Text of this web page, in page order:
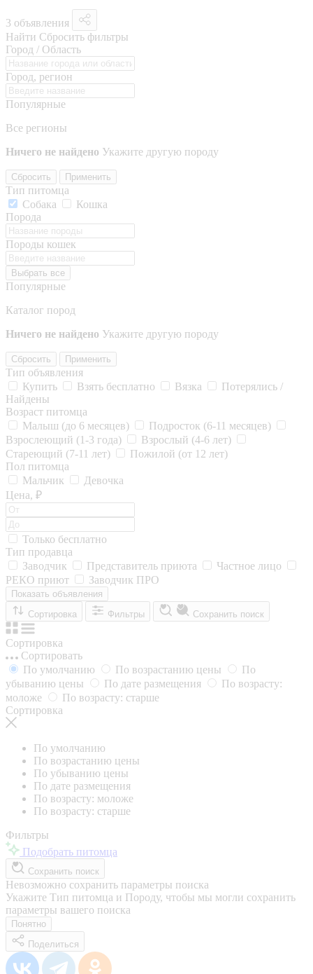
3 объявления
Найти Сбросить фильтры
Город / Область
Город, регион
Популярные
Все регионы
Ничего не найдено Укажите другую породу
Сбросить Применить
Тип питомца
Собака
Кошка
Порода
Породы кошек
Выбрать все
Популярные
Каталог пород
Ничего не найдено Укажите другую породу
Сбросить Применить
Тип объявления
Купить
Взять бесплатно Вязка
Потерялись /
Найдены
Возраст питомца
Малыш (до 6 месяцев)
Подросток (6-11 месяцев)
Взрослеющий (1-3 года)
Взрослый (4-6 лет)
Стареющий (7-11 лет)
Пожилой (от 12 лет)
Пол питомца
Мальчик
Девочка
Цена, ₽
Только бесплатно
Тип продавца
Заводчик
Представитель приюта
Частное лицо
РЕКО приют
Заводчик ПРО
Показать объявления
Сортировка
Фильтры Сохранить поиск
Сортировка
Сортировать
По умолчанию
По возрастанию цены
По
убыванию цены
По дате размещения
По возрасту:
моложе
По возрасту: старше
Сортировка
По умолчанию
По возрастанию цены
По убыванию цены
По дате размещения
По возрасту: моложе
По возрасту: старше
Фильтры
Подобрать питомца
Сохранить поиск
Невозможно сохранить параметры поиска
Укажите Тип питомца и Породу, чтобы мы могли сохранить
параметры вашего поиска
Понятно
Поделиться